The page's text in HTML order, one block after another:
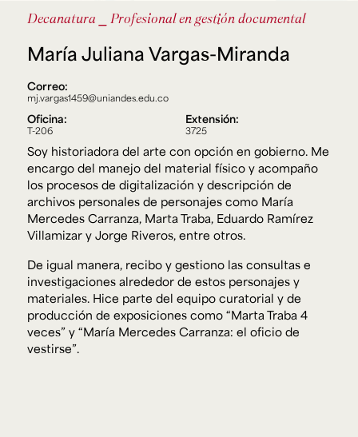
Configuración de cookies
Universidad de los Andes | Vigilada Mineducación.
Reconocimiento como universidad: Decreto 1297 del 30
de mayo de 1964. Reconocimiento de personería jurídica:
Resolución 28 del 23 de febrero de 1949, Minjusticia.
Acreditación institucional de alta calidad, 10 años:
Resolución 000194 del 16 de enero del 2025.
Posgrados
Educación
Ext. 4795
María Juliana Vargas-Miranda
Decanatura ⎯ Profesional en gestión documental
Correo:
mj.vargas1459@uniandes.edu.co
Oficina:
T-206
Extensión:
3725
Soy historiadora del arte con opción en gobierno. Me
encargo del manejo del material físico y acompaño
los procesos de digitalización y descripción de
archivos personales de personajes como María
Mercedes Carranza, Marta Traba, Eduardo Ramírez
Villamizar y Jorge Riveros, entre otros.
De igual manera, recibo y gestiono las consultas e
investigaciones alrededor de estos personajes y
materiales. Hice parte del equipo curatorial y de
producción de exposiciones como “Marta Traba 4
veces” y “María Mercedes Carranza: el oficio de
vestirse”.